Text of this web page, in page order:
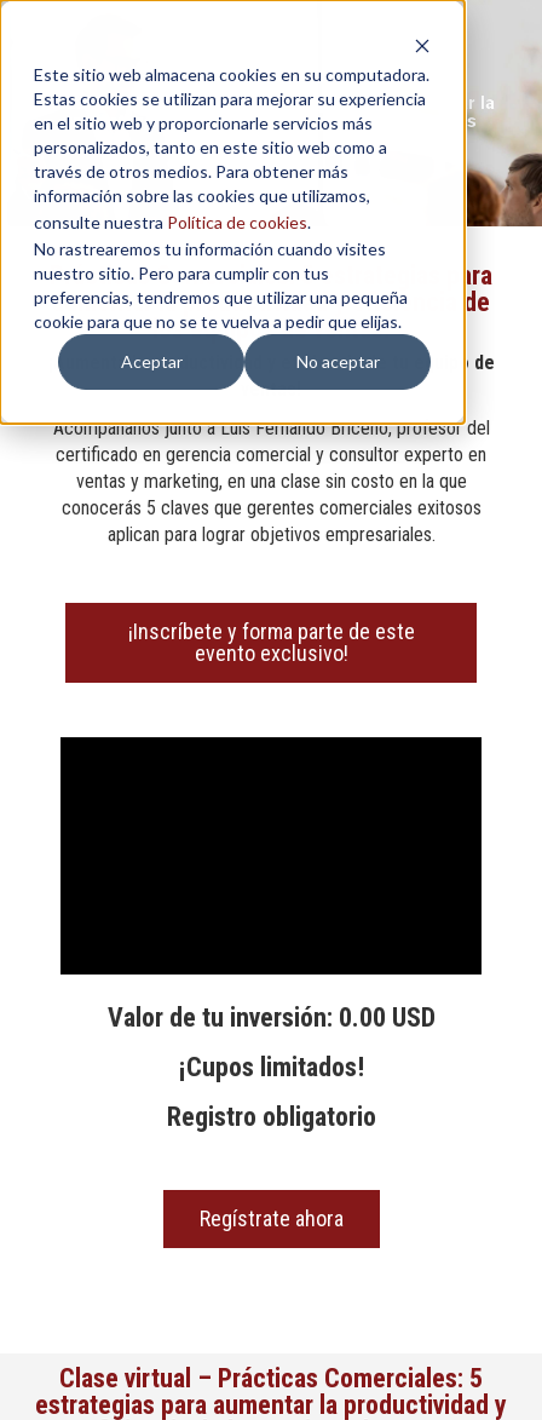
Este sitio web almacena cookies en su computadora.
Estas cookies se utilizan para mejorar su experiencia
en el sitio web y proporcionarle servicios más
personalizados, tanto en este sitio web como a
través de otros medios. Para obtener más
información sobre las cookies que utilizamos,
consulte nuestra Política de cookies.
No rastrearemos tu información cuando visites
nuestro sitio. Pero para cumplir con tus
preferencias, tendremos que utilizar una pequeña
cookie para que no se te vuelva a pedir que elijas.
Aceptar
No aceptar
Prácticas Comerciales: 5 estrategias para aumentar la
productividad y eficiencia de los equipos de ventas
Inversión: USD 0,00
Prácticas Comerciales: 5 estrategias para
aumentar la productividad y eficiencia de
los equipos de ventas.
¡Aumenta la productividad y eficiencia de tu equipo de
ventas!
Acompáñanos junto a Luis Fernando Briceño, profesor del
certificado en gerencia comercial y consultor experto en
ventas y marketing, en una clase sin costo en la que
conocerás 5 claves que gerentes comerciales exitosos
aplican para lograr objetivos empresariales.
¡Inscríbete y forma parte de este
evento exclusivo!
Valor de tu inversión: 0.00 USD
¡Cupos limitados!
Registro obligatorio
Regístrate ahora
Clase virtual – Prácticas Comerciales: 5
estrategias para aumentar la productividad y